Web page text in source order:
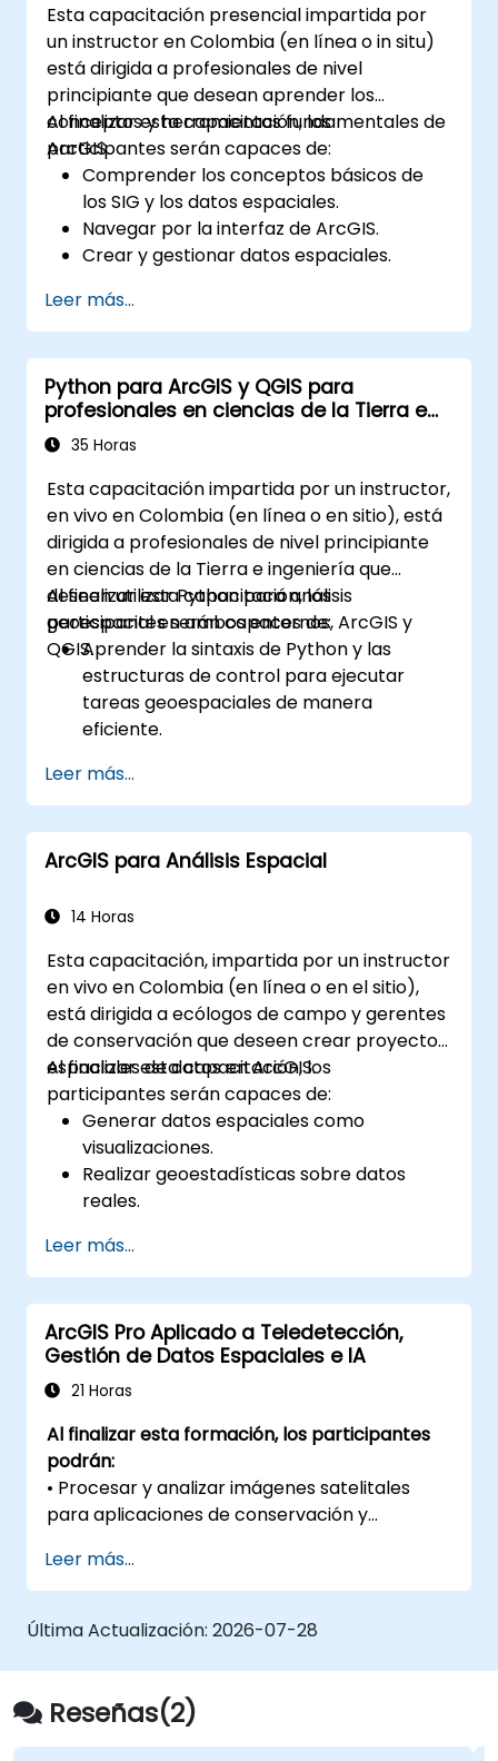
Esta capacitación presencial impartida por
un instructor en Colombia (en línea o in situ)
está dirigida a profesionales de nivel
principiante que desean aprender los
conceptos y herramientas fundamentales de
ArcGIS.
Al finalizar esta capacitación, los
participantes serán capaces de:
Comprender los conceptos básicos de
los SIG y los datos espaciales.
Navegar por la interfaz de ArcGIS.
Crear y gestionar datos espaciales.
Crear mapas y visualizaciones.
Leer más...
Python para ArcGIS y QGIS para
profesionales en ciencias de la Tierra e
ingeniería
35 Horas
Esta capacitación impartida por un instructor,
en vivo en Colombia (en línea o en sitio), está
dirigida a profesionales de nivel principiante
en ciencias de la Tierra e ingeniería que
deseen utilizar Python para análisis
geoespacial en ambos entornos, ArcGIS y
QGIS.
Al finalizar esta capacitación, los
participantes serán capaces de:
Aprender la sintaxis de Python y las
estructuras de control para ejecutar
tareas geoespaciales de manera
eficiente.
el análisis y la visualización de datos en
sistemas de información geográfica (SIG).
Manipular y analizar datos vectoriales
con las bibliotecas Geopandas, Arcpy y
Automatizar procesos y flujos de trabajo
Python en ArcGIS y QGIS.
Desarrollar herramientas personalizadas
de geoprocesamiento basadas en Python
para ArcGIS y QGIS con el fin de optimizar
tareas.
Leer más...
ArcGIS para Análisis Espacial
14 Horas
Esta capacitación, impartida por un instructor
en vivo en Colombia (en línea o en el sitio),
está dirigida a ecólogos de campo y gerentes
de conservación que deseen crear proyectos
espaciales de datos en ArcGIS.
Al finalizar esta capacitación, los
participantes serán capaces de:
Generar datos espaciales como
visualizaciones.
Realizar geoestadísticas sobre datos
reales.
procesamiento de datos y cartografía
con ArcGIS.
Analizar datos espaciales para proyectos
en ArcGIS.
Leer más...
ArcGIS Pro Aplicado a Teledetección,
Gestión de Datos Espaciales e IA
21 Horas
Al finalizar esta formación, los participantes
podrán:
• Procesar y analizar imágenes satelitales
para aplicaciones de conservación y
• Gestionar datos espaciales de forma
estructurada mediante geodatabases en
ArcGIS Pro.
información geoespacial bajo buenas
prácticas.
• Aplicar herramientas de Inteligencia
Artificial y análisis avanzado en ArcGIS Pro
Leer más...
Última Actualización: 2026-07-28
Reseñas(2)